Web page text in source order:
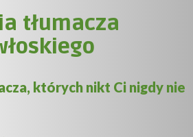
tłumacza
których nikt Ci nigdy nie